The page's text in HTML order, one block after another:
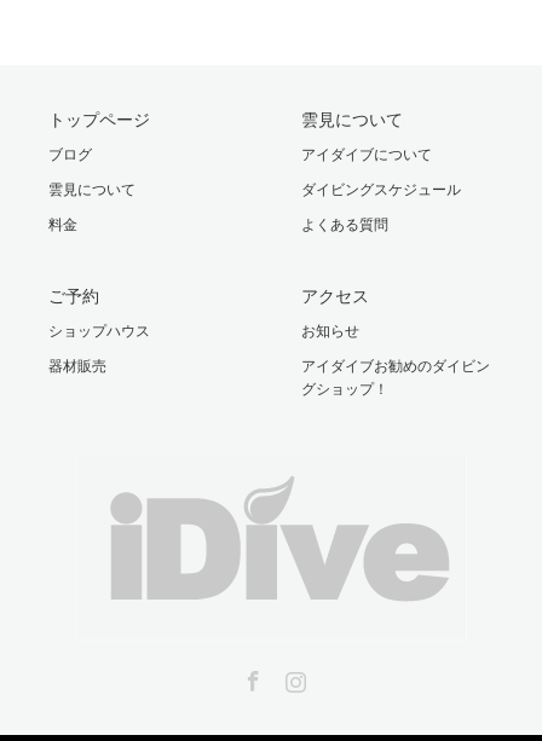
トップページ
ブログ
雲見について
料金
雲見について
アイダイブについて
ダイビングスケジュール
よくある質問
ご予約
ショップハウス
器材販売
アクセス
お知らせ
アイダイブお勧めのダイビン
グショップ！